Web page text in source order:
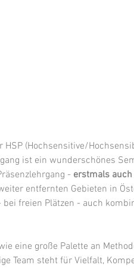
HSP (Hochsensitive/
ist ein wunderschönes
- erstmals auch
entfernten Gebieten in
bei freien Plätzen - auch
eine große Palette an
Team steht für Vielfalt,